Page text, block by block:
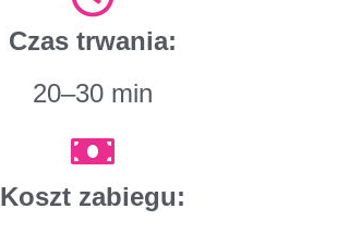
Czas trwania:
20–30 min
Koszt zabiegu: